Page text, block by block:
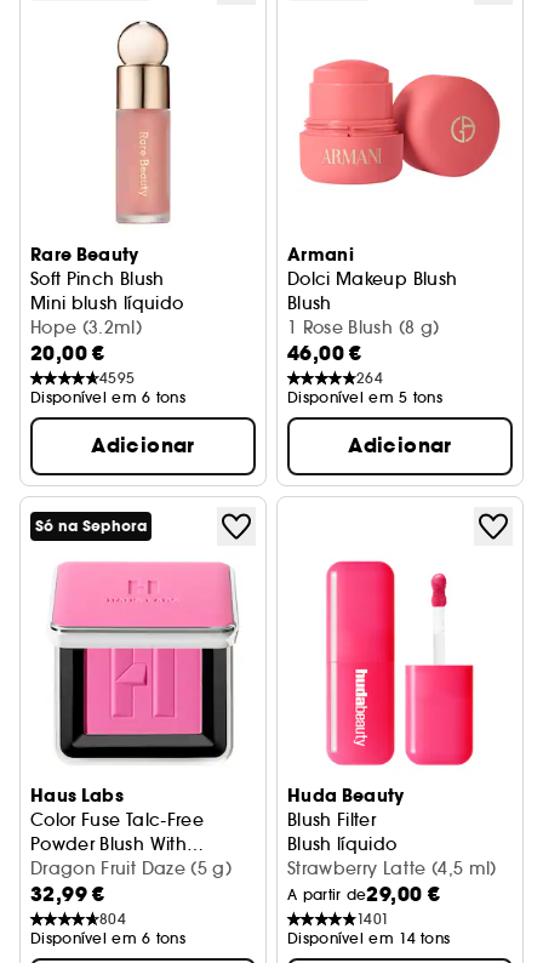
Rare Beauty
Soft Pinch Blush
Mini blush líquido
Hope (3.2ml)
20,00 €
4595
Disponível em 6 tons
Adicionar
Armani
Dolci Makeup Blush
Blush
1 Rose Blush (8 g)
46,00 €
264
Disponível em 5 tons
Adicionar
Só na Sephora
Haus Labs
Color Fuse Talc-Free
Powder Blush With
Fermented Arnica
Blush em pó
Dragon Fruit Daze (5 g)
32,99 €
804
Disponível em 6 tons
Huda Beauty
Blush Filter
Blush líquido
Strawberry Latte (4,5 ml)
A partir de29,00 €
1401
Disponível em 14 tons